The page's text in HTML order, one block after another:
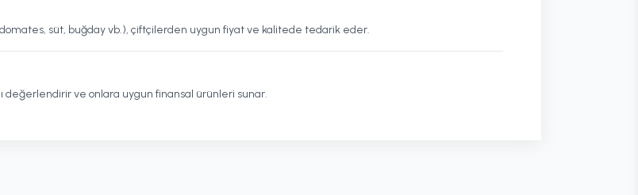
süt, buğday vb.), çiftçilerden uygun fiyat ve kalitede tedarik eder.
değerlendirir ve onlara uygun finansal ürünleri sunar.